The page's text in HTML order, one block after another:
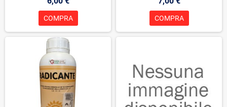
COMPRA COMPRA